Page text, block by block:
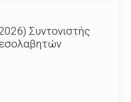
Συντονιστής